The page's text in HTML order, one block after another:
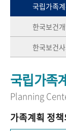
VR 역사관
국립가족
한국보건
한국보건
국립가족
Planning
가족계획 정